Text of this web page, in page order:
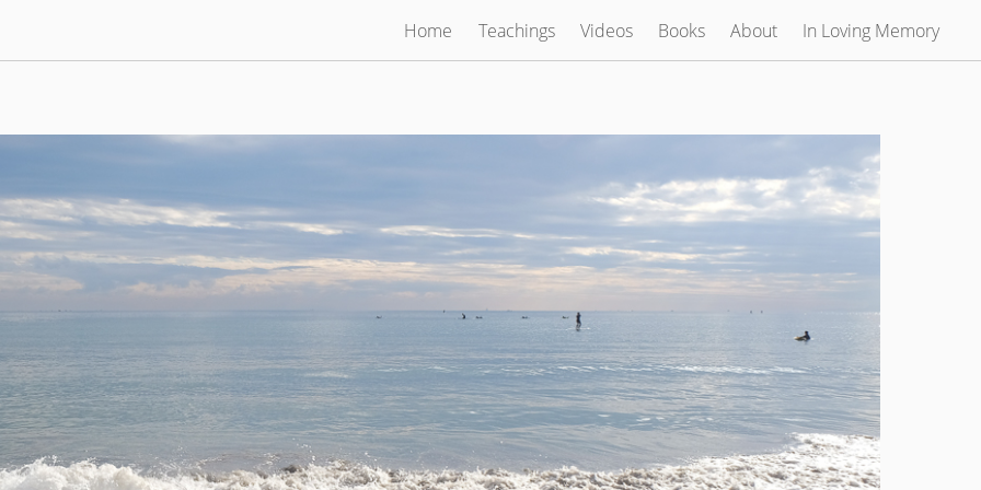
Home Teachings Videos Books About In Loving Memory